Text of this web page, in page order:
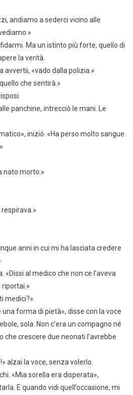
andiamo a sederci vicino alle
Ma un istinto più forte, quello di
la verità.
avvertii, «vado dalla polizia.»
che sentirà.»
panchine, intrecciò le mani. Le
iniziò. «Ha perso molto sangue.
nato morto.»
anni in cui mi ha lasciata credere
«Dissi al medico che non ce l’aveva
riportai.»
medici?»
forma di pietà», disse con la voce
sola. Non c’era un compagno né
che crescere due neonati l’avrebbe
alzai la voce, senza volerlo.
«Mia sorella era disperata»,
E quando vidi quell’occasione, mi